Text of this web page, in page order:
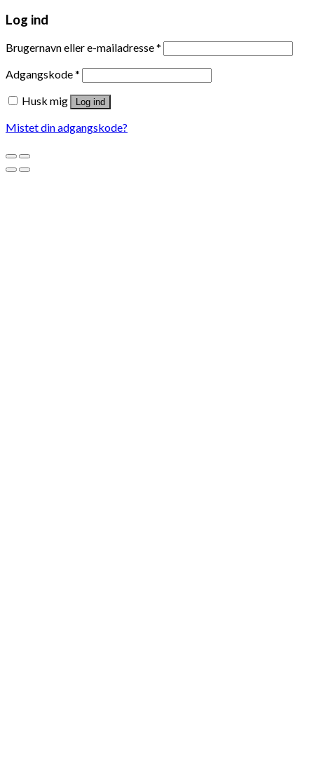
Log ind
Brugernavn eller e-mailadresse*
Adgangskode*
Husk mig
Log ind
Mistet din adgangskode?